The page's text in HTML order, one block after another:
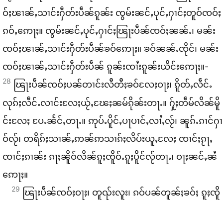
ဝ်ႈ​ၽၢၼ်ႇ​သၢင်း​ႁဵတ်း​ပဵၼ်​ၵူၼ်း ၸွမ်း​ၼင်ႇ​ပုင်ႇ​ႁၢင်ႈ​တူဝ်​ၸဝ်ႈ​
ၵဝ်ႇ​ဢေႃႈ။ ၸွမ်း​ၼင်ႇ​ပုင်ႇ​ႁၢင်ႈ​ၽြႃး​ပဵၼ်​ၸဝ်ႈ​ၼၼ်ႉ၊ မၼ်း​
ၸဝ်ႈ​ၽၢၼ်ႇ​သၢင်း​ႁဵတ်း​ပဵၼ်​ၶဝ်​ဢေႃႈ။ ၶဝ်​ၼၼ်ႉ​ၸိုင်၊ မၼ်း​
ၸဝ်ႈ​ၽၢၼ်ႇ​သၢင်း​ႁဵတ်း​ပဵၼ် ၵူၼ်း​ၸၢႆး​ၵူၼ်း​ယိင်း​ဢေႃႈ။-
28
ၽြႃး​ပဵၼ်​ၸဝ်ႈ​ပၼ်​တၢင်း​လီ​တီႈ​ၶဝ်​လႄႈ​ဝႃႈ၊ ၵိူတ်ႇ​လဵင်ႉ​
လုၵ်ႈ​လဵင်ႉ​လၢင်း​လႄႈ​ယႂ်ႇ​ၽႄႈ​ၼမ်​ၵိုၼ်း​တႃႉ။ ႁႂ်ႈ​တဵမ်​လိၼ်​မိူ
င်း​လႄႈ ပႄႉ​ၼႅင်ႇ​တႃႉ။ ဢုပ်ႉ​ပိူင်ႇ​ပႃ​ပၢင်ႇ​လၢႆႇ​လႂ်၊ ၼူၵ်ႉ​ၵၢင်​ႁၢ
ဝ်​လႂ်၊ တရိၵ်ႈသၢၼ်ႇ​ဢၼ်​ဢသၢၵ်ႈ​လိပ်း​ယူႇ​လႄႈ ၸၢင်ႈ​ၵႂႃႇ​
ၸၢင်ႈ​ၵၢၼ်း ၵႃႈ​ၼိူဝ်​လိၼ်​ၵူႈ​ၸိူဝ်ႉ​ၵူႈ​ပိူင်​လႂ်​တႃႉ၊ ဝႃႈ​ၼင်ႇ​ၼႆ​
ဢေႃႈ။
29
ၽြႃး​ပဵၼ်​ၸဝ်ႈ​ဝႃႈ၊ တူၺ်း​လူး၊ ၵဝ်​ပၼ်​တူၼ်ႈ​ၶဝ်ႈ ၵူႈ​ၸိူ